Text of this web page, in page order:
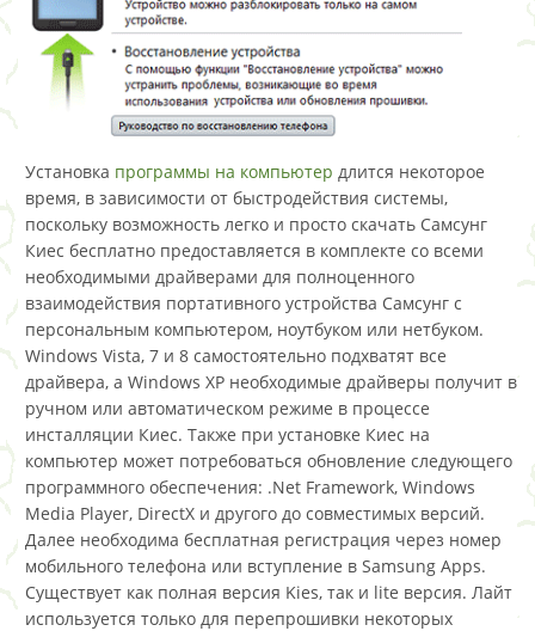
Установка программы на компьютер длится некоторое
время, в зависимости от быстродействия системы,
поскольку возможность легко и просто скачать Самсунг
Киес бесплатно предоставляется в комплекте со всеми
необходимыми драйверами для полноценного
взаимодействия портативного устройства Самсунг с
персональным компьютером, ноутбуком или нетбуком.
Windows Vista, 7 и 8 самостоятельно подхватят все
драйвера, а Windows XP необходимые драйверы получит в
ручном или автоматическом режиме в процессе
инсталляции Киес. Также при установке Киес на
компьютер может потребоваться обновление следующего
программного обеспечения: .Net Framework, Windows
Media Player, DirectX и другого до совместимых версий.
Далее необходима бесплатная регистрация через номер
мобильного телефона или вступление в Samsung Apps.
Существует как полная версия Kies, так и lite версия. Лайт
используется только для перепрошивки некоторых